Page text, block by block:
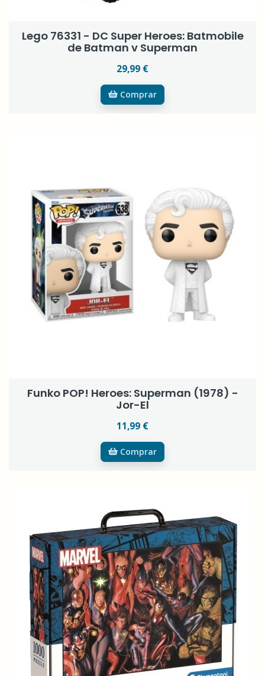
Lego 76331 - DC Super Heroes: Batmobile
de Batman v Superman
29,99 €
Comprar
Funko POP! Heroes: Superman (1978) -
Jor-El
11,99 €
Comprar